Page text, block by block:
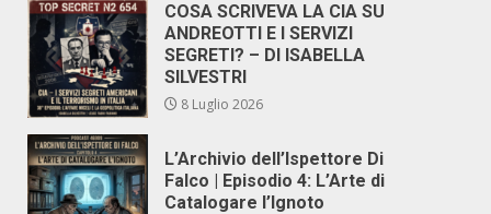
COSA SCRIVEVA LA CIA SU
ANDREOTTI E I SERVIZI
SEGRETI? – DI ISABELLA
SILVESTRI
8 Luglio 2026
L’Archivio dell’Ispettore Di
Falco | Episodio 4: L’Arte di
Catalogare l’Ignoto